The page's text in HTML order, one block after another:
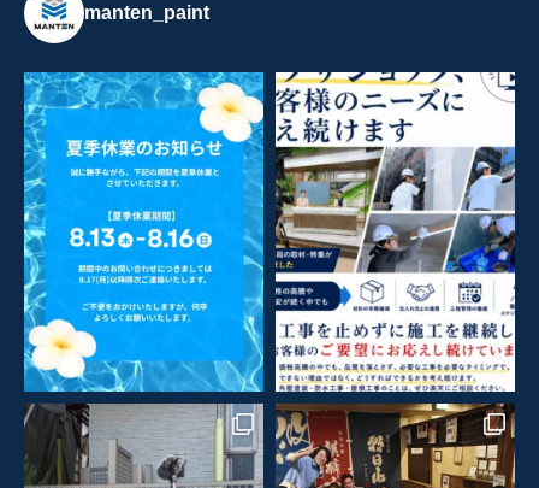
manten_paint